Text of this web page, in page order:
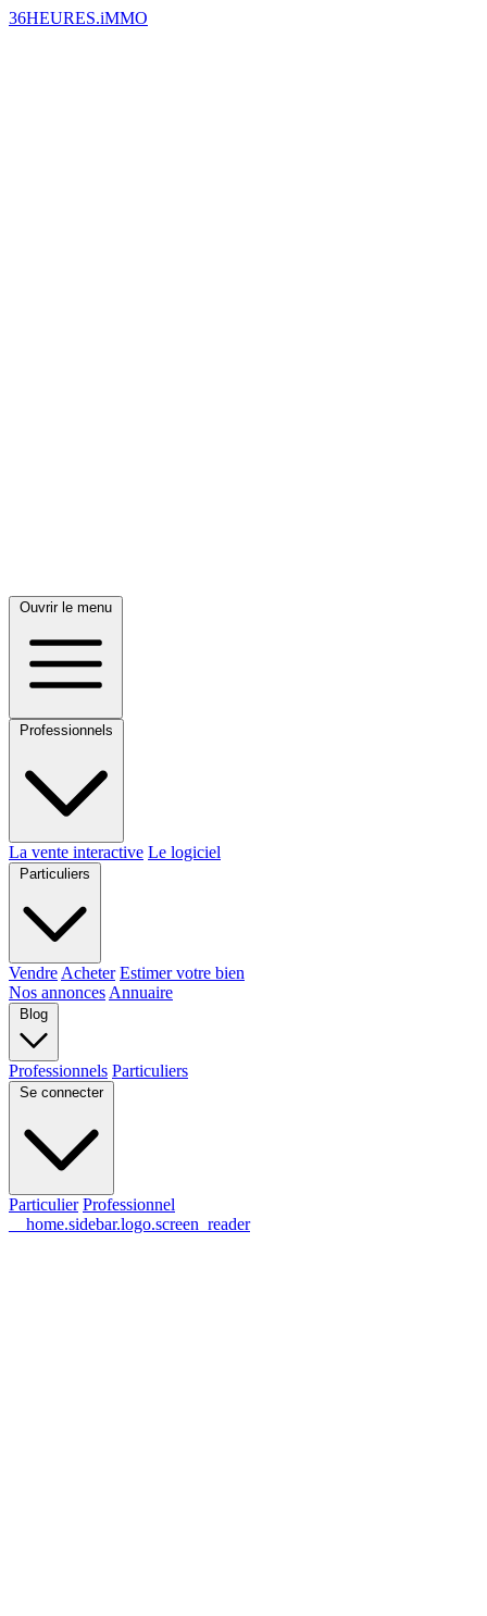
36HEURES.iMMO
Ouvrir le menu
Professionnels
La vente interactive Le logiciel
Particuliers
Vendre Acheter Estimer votre bien
Nos annonces Annuaire
Blog
Professionnels Particuliers
Se connecter
Particulier Professionnel
__home.sidebar.logo.screen_reader